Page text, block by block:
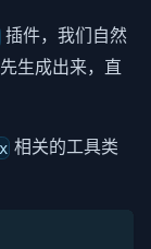
插件，我们自然
先生成出来，直
相关的工具类